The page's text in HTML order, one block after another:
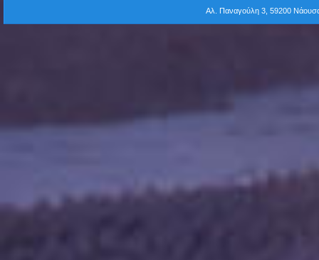
Αλ. Παναγούλη 3, 59200